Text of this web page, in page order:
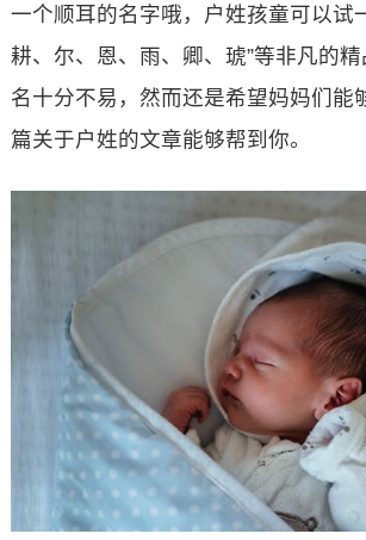
一个顺耳的名字哦，户姓孩童可以试
耕、尔、恩、雨、卿、琥”等非凡的
名十分不易，然而还是希望妈妈们能
篇关于户姓的文章能够帮到你。